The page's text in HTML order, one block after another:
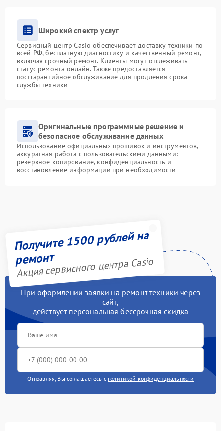
Широкий спектр услуг
Сервисный центр Casio обеспечивает доставку техники по
всей РФ, бесплатную диагностику и качественный ремонт,
включая срочный ремонт. Клиенты могут отслеживать
статус ремонта онлайн. Также предоставляется
постгарантийное обслуживание для продления срока
службы техники
Оригинальные программные решение и
безопасное обслуживание данных
Использование официальных прошивок и инструментов,
аккуратная работа с пользовательскими данными:
резервное копирование, конфиденциальность и
восстановление информации при необходимости
Получите 1500 рублей на
ремонт
Акция сервисного центра Casio
При оформлении заявки на ремонт техники через
сайт,
действует персональная бессрочная скидка
Отправляя, Вы соглашаетесь с политикой конфиденциальности